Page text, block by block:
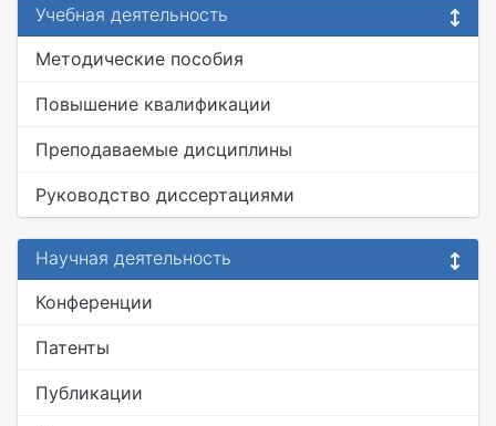
Учебная деятельность
Методические пособия
Повышение квалификации
Преподаваемые дисциплины
Руководство диссертациями
Научная деятельность
Конференции
Патенты
Публикации